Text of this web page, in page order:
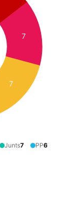
7
7
Junts7 PP6